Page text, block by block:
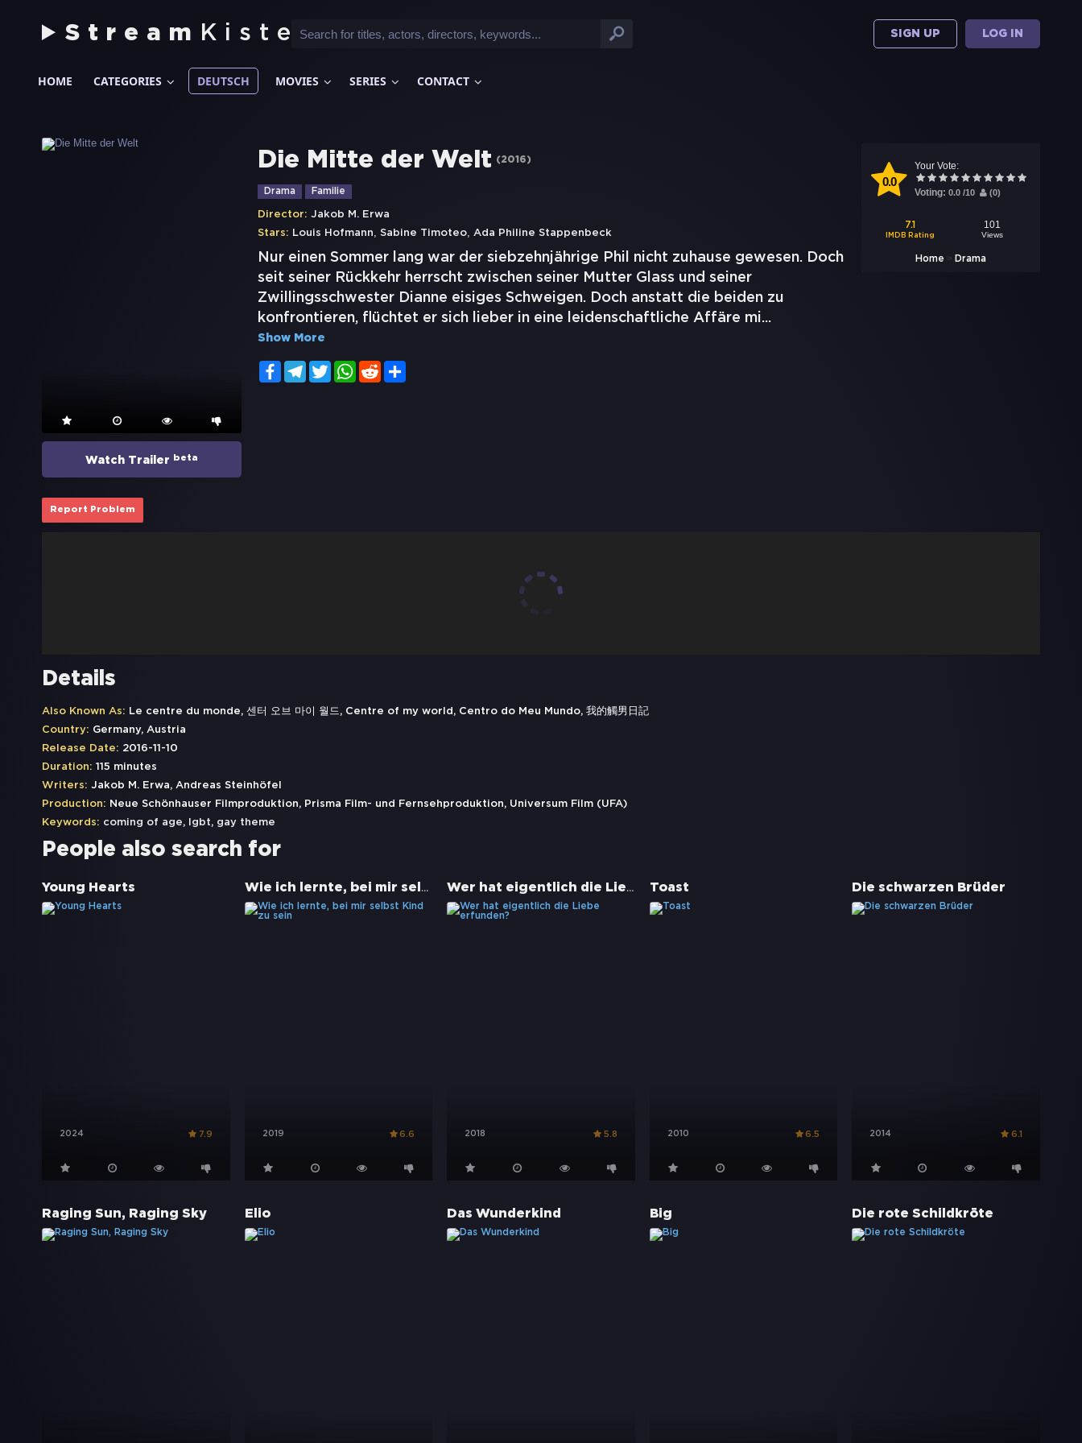
Stream Kiste SIGN UP LOG IN
HOME CATEGORIES DEUTSCH MOVIES SERIES CONTACT
Watch Trailer beta
0.0
Your Vote:
Voting: 0.0 /10 (0)
7.1
IMDB Rating
101
Views
Home > Drama
Die Mitte der Welt (2016)
Drama Familie
Director: Jakob M. Erwa
Stars: Louis Hofmann, Sabine Timoteo, Ada Philine Stappenbeck
Nur einen Sommer lang war der siebzehnjährige Phil nicht zuhause gewesen. Doch
seit seiner Rückkehr herrscht zwischen seiner Mutter Glass und seiner
Zwillingsschwester Dianne eisiges Schweigen. Doch anstatt die beiden zu
konfrontieren, flüchtet er sich lieber in eine leidenschaftliche Affäre mi...
Show More
FacebookTelegramTwitterWhatsApp
Reddit
Report Problem
Details
Also Known As: Le centre du monde, 센터 오브 마이 월드, Centre of my world, Centro do Meu Mundo, 我的觸男日記
Country: Germany, Austria
Release Date: 2016-11-10
Duration: 115 minutes
Writers: Jakob M. Erwa, Andreas Steinhöfel
Production: Neue Schönhauser Filmproduktion, Prisma Film- und Fernsehproduktion, Universum Film (UFA)
Keywords: coming of age, lgbt, gay theme
People also search for
Young Hearts
2024 7.9
Wie ich lernte, bei mir selbst Kind zu sein
2019 6.6
Wer hat eigentlich die Liebe erfunden?
2018 5.8
Toast
2010 6.5
Die schwarzen Brüder
2014 6.1
Raging Sun, Raging Sky Elio Das Wunderkind Big Die rote Schildkröte